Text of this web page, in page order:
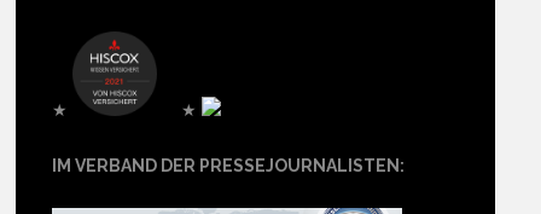
★ ★
IM VERBAND DER PRESSEJOURNALISTEN: